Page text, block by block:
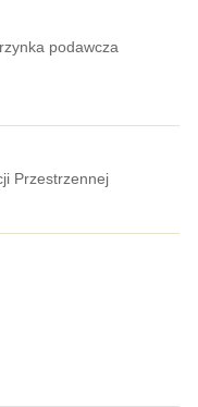
podawcza
Przestrzennej